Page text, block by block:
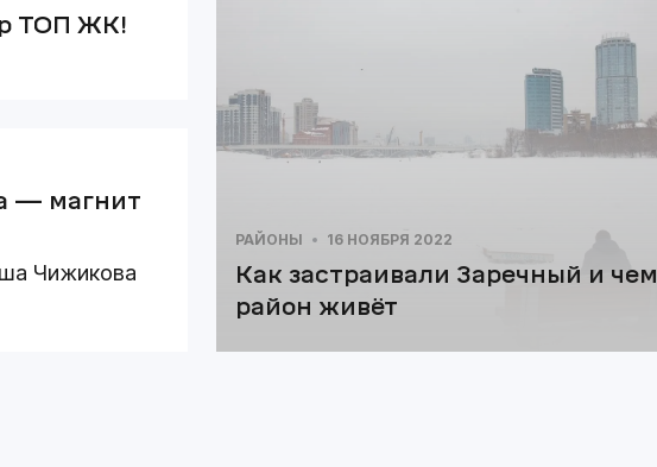
ТОП ЖК!
— магнит
Чижикова
РАЙОНЫ 16 НОЯБРЯ 2022
Как застраивали Заречный и чем
район живёт